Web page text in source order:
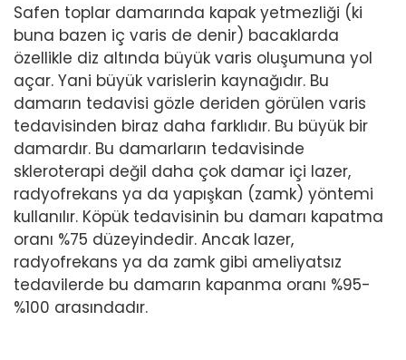
Safen toplar damarında kapak yetmezliği (ki
buna bazen iç varis de denir) bacaklarda
özellikle diz altında büyük varis oluşumuna yol
açar. Yani büyük varislerin kaynağıdır. Bu
damarın tedavisi gözle deriden görülen varis
tedavisinden biraz daha farklıdır. Bu büyük bir
damardır. Bu damarların tedavisinde
skleroterapi değil daha çok damar içi lazer,
radyofrekans ya da yapışkan (zamk) yöntemi
kullanılır. Köpük tedavisinin bu damarı kapatma
oranı %75 düzeyindedir. Ancak lazer,
radyofrekans ya da zamk gibi ameliyatsız
tedavilerde bu damarın kapanma oranı %95-
%100 arasındadır.